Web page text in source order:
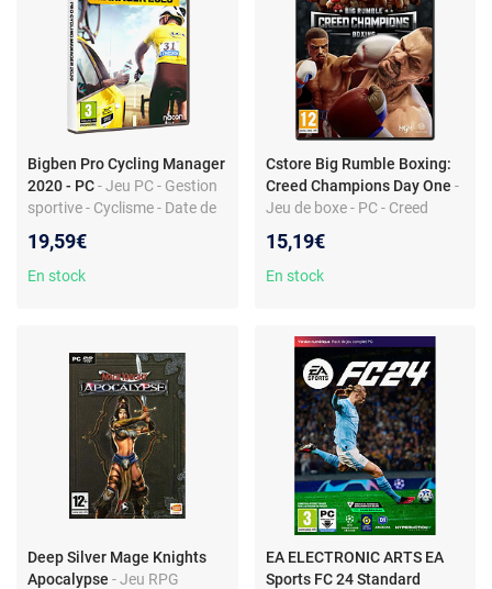
Bigben Pro Cycling Manager
2020 - PC- Jeu PC - Gestion
sportive - Cyclisme - Date de
19,59€
En stock
Cstore Big Rumble Boxing:
Creed Champions Day One -
Jeu de boxe - PC - Creed
15,19€
En stock
Deep Silver Mage Knights
Apocalypse - Jeu RPG
EA ELECTRONIC ARTS EA
Sports FC 24 Standard